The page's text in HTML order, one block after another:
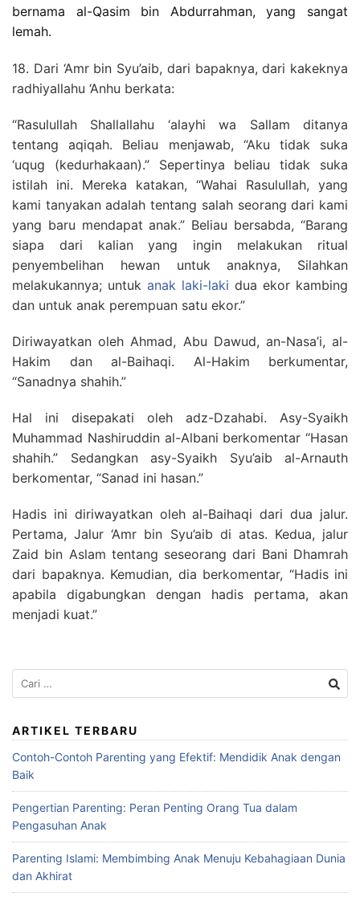
bernama al-Qasim bin Abdurrahman, yang sangat
lemah.
18. Dari ‘Amr bin Syu’aib, dari bapaknya, dari kakeknya
radhiyallahu ‘Anhu berkata:
“Rasulullah Shallallahu ‘alayhi wa Sallam ditanya
tentang aqiqah. Beliau menjawab, “Aku tidak suka
‘uqug (kedurhakaan).” Sepertinya beliau tidak suka
istilah ini. Mereka katakan, “Wahai Rasulullah, yang
kami tanyakan adalah tentang salah seorang dari kami
yang baru mendapat anak.” Beliau bersabda, “Barang
siapa dari kalian yang ingin melakukan ritual
penyembelihan hewan untuk anaknya, Silahkan
melakukannya; untuk anak laki-laki dua ekor kambing
dan untuk anak perempuan satu ekor.”
Diriwayatkan oleh Ahmad, Abu Dawud, an-Nasa’i, al-
Hakim dan al-Baihaqi. Al-Hakim berkumentar,
“Sanadnya shahih.”
Hal ini disepakati oleh adz-Dzahabi. Asy-Syaikh
Muhammad Nashiruddin al-Albani berkomentar “Hasan
shahih.” Sedangkan asy-Syaikh Syu’aib al-Arnauth
berkomentar, “Sanad ini hasan.”
Hadis ini diriwayatkan oleh al-Baihaqi dari dua jalur.
Pertama, Jalur ‘Amr bin Syu’aib di atas. Kedua, jalur
Zaid bin Aslam tentang seseorang dari Bani Dhamrah
dari bapaknya. Kemudian, dia berkomentar, “Hadis ini
apabila digabungkan dengan hadis pertama, akan
menjadi kuat.”
Cari
untuk:
ARTIKEL TERBARU
Contoh-Contoh Parenting yang Efektif: Mendidik Anak dengan
Baik
Pengertian Parenting: Peran Penting Orang Tua dalam
Pengasuhan Anak
Parenting Islami: Membimbing Anak Menuju Kebahagiaan Dunia
dan Akhirat